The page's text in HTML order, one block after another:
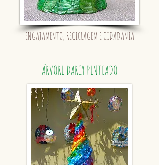
ENGAJAMENTO, RECICLAGEM E CIDADANIA
ÁRVORE DARCY PENTEADO